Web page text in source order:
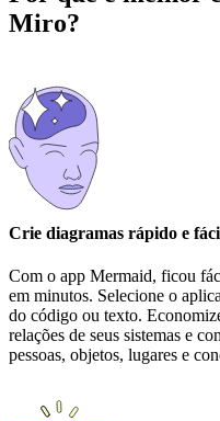
Miro?
Crie diagramas rápido e
Com o app Mermaid, ficou
em minutos. Selecione o
do código ou texto.
relações de seus sistemas e
pessoas, objetos, lugares e